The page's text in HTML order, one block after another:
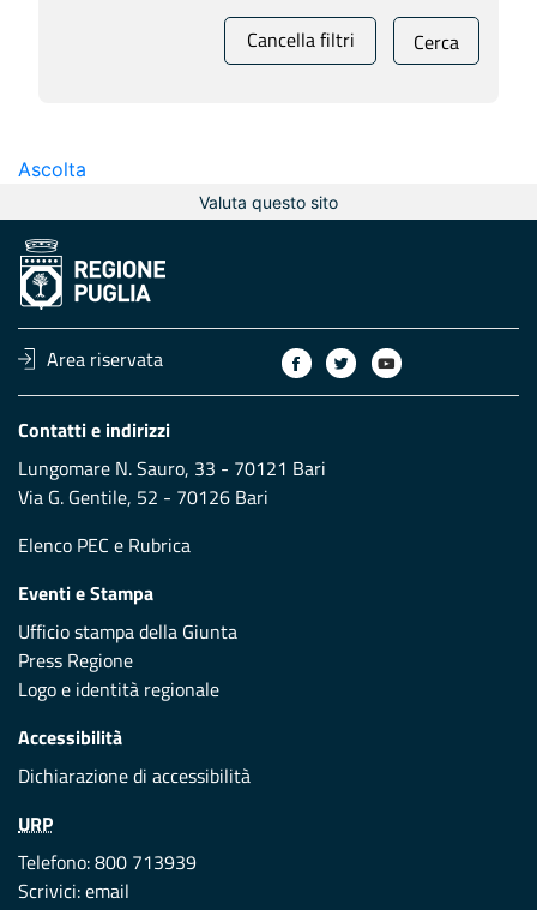
Cancella filtri Cerca
Ascolta
Valuta questo sito
Area riservata
Contatti e indirizzi
Lungomare N. Sauro, 33 - 70121 Bari
Via G. Gentile, 52 - 70126 Bari
Elenco PEC e Rubrica
Eventi e Stampa
Ufficio stampa della Giunta
Press Regione
Logo e identità regionale
Accessibilità
Dichiarazione di accessibilità
URP
Telefono: 800 713939
Scrivici:email